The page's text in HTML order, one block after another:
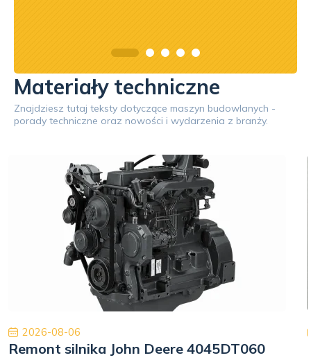
Materiały techniczne
Znajdziesz tutaj teksty dotyczące maszyn budowlanych -
porady techniczne oraz nowości i wydarzenia z branży.
2026-08-06
Remont silnika John Deere 4045DT060